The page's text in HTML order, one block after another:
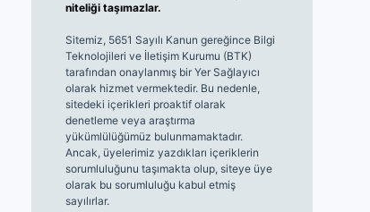
niteliği taşımazlar.
Sitemiz, 5651 Sayılı Kanun gereğince Bilgi
Teknolojileri ve İletişim Kurumu (BTK)
tarafından onaylanmış bir Yer Sağlayıcı
olarak hizmet vermektedir. Bu nedenle,
sitedeki içerikleri proaktif olarak
denetleme veya araştırma
yükümlülüğümüz bulunmamaktadır.
Ancak, üyelerimiz yazdıkları içeriklerin
sorumluluğunu taşımakta olup, siteye üye
olarak bu sorumluluğu kabul etmiş
sayılırlar.